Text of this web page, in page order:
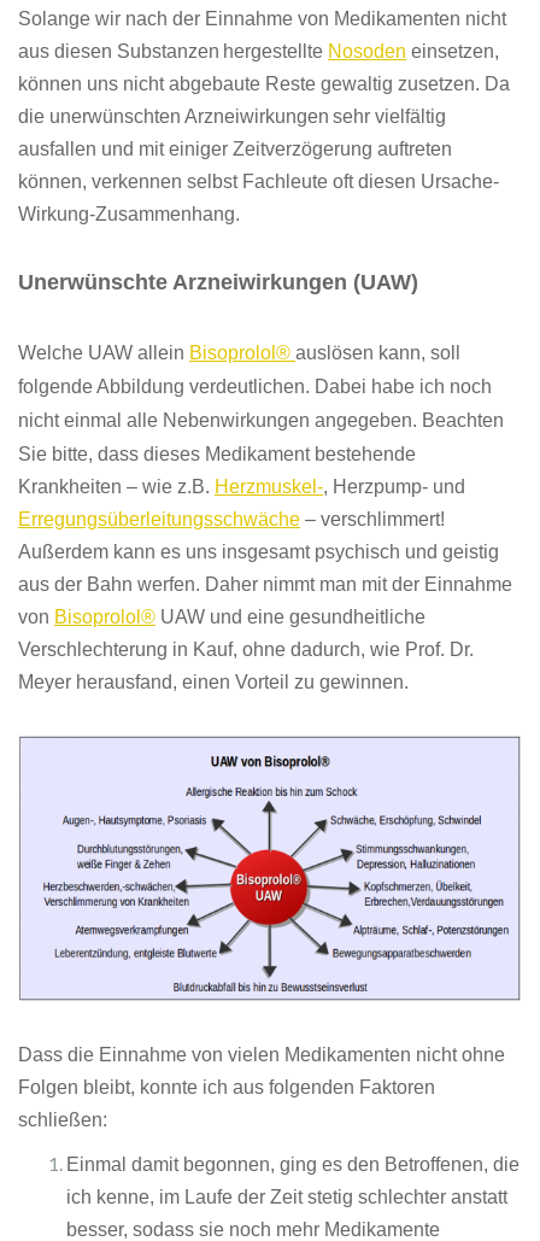
So lange wir nach der Einnahme von Medikamenten nicht
aus diesen Substanzen hergestellte Nosoden einsetzen,
können uns nicht abgebaute Reste gewaltig zusetzen. Da
die unerwünschten Arzneiwirkungen sehr vielfältig
ausfallen und mit einiger Zeitverzögerung auftreten
können, verkennen selbst Fachleute oft diesen Ursache-
Wirkung-Zusammenhang.
Unerwünschte Arzneiwirkungen (UAW)
Welche UAW allein Bisoprolol ® auslösen kann, soll
folgende Abbildung verdeutlichen. Dabei habe ich noch
nicht einmal alle Nebenwirkungen angegeben. Beachten
Sie bitte, dass dieses Medikament bestehende
Krankheiten – wie z.B. Herzmuskel-, Herzpump- und
Erregungsüberleitungsschwäche – verschlimmert!
Außerdem kann es uns insgesamt psychisch und geistig
aus der Bahn werfen. Daher nimmt man mit der Einnahme
von Bisoprolol® UAW und eine gesundheitliche
Verschlechterung in Kauf, ohne dadurch, wie Prof. Dr.
Meyer herausfand, einen Vorteil zu gewinnen.
Dass die Einnahme von vielen Medikamenten nicht ohne
Folgen bleibt, konnte ich aus folgenden Faktoren
schließen:
Einmal damit begonnen, ging es den Betroffenen, die
ich kenne, im Laufe der Zeit stetig schlechter anstatt
besser, sodass sie noch mehr Medikamente